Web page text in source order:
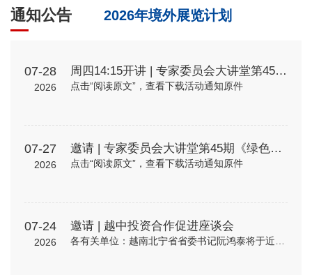
通知公告 2026年境外展览计划
07-28
2026
周四14:15开讲 | 专家委员会大讲堂第45期《绿色贸易时代下的企业碳管理升级路径—从合规到竞争力》
点击“阅读原文”，查看下载活动通知原件
07-27
2026
邀请 | 专家委员会大讲堂第45期《绿色贸易时代下的企业碳管理升级路径—从合规到竞争力》
点击“阅读原文”，查看下载活动通知原件
07-24
2026
邀请 | 越中投资合作促进座谈会
各有关单位：越南北宁省省委书记阮鸿泰将于近期率团来华访问。北宁省是越南重要的工业制造与出口基地，在全球电子、高新科技及智能制造领域形成了一定产业规模。依托其地理位置、基础设施以及当地政府“与企业同行”...